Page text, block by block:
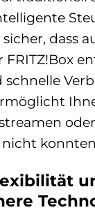
dass
schnelle
nicht